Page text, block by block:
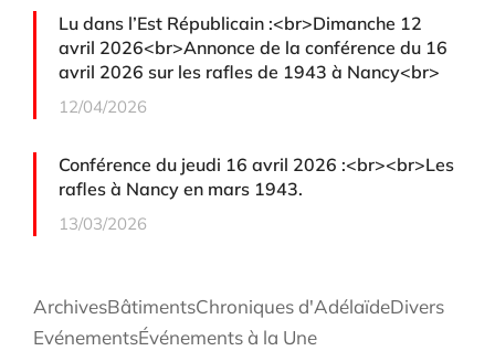
Lu dans l’Est Républicain :<br>Dimanche 12
avril 2026<br>Annonce de la conférence du 16
avril 2026 sur les rafles de 1943 à Nancy<br>
12/04/2026
Conférence du jeudi 16 avril 2026 :<br><br>Les
rafles à Nancy en mars 1943.
13/03/2026
ArchivesBâtimentsChroniques d'AdélaïdeDivers
EvénementsÉvénements à la Une